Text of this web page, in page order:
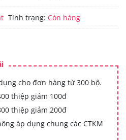
Tình trạng: Còn hàng
cho đơn hàng từ 300 bộ.
thiệp giảm 100đ
thiệp giảm 200đ
áp dụng chung các CTKM